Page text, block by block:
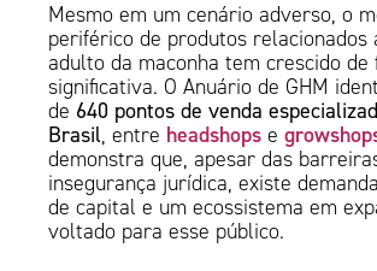
Mesmo em um cenário adverso, o
periférico de produtos relacionados
adulto da maconha tem crescido de
significativa. O Anuário de GHM
de 640 pontos de venda
Brasil, entre headshops e
demonstra que, apesar das
insegurança jurídica, existe
de capital e um ecossistema em
voltado para esse público.